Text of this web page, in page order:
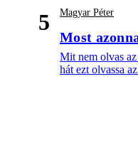
5 Magyar Péter
Most
Mit nem olvas
hát ezt olvassa